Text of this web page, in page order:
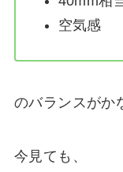
空気感
のバランスがか
今見ても、